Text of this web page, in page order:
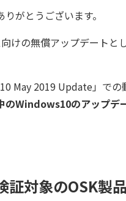
がとうございます。
けの無償アップデート
May 2019 Update」での
Windows10のアップデ
対象のOSK製品